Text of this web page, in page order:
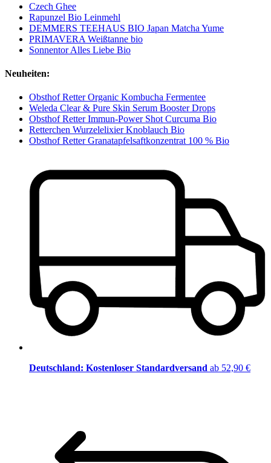
Czech Ghee
Rapunzel Bio Leinmehl
DEMMERS TEEHAUS BIO Japan Matcha Yume
PRIMAVERA Weißtanne bio
Sonnentor Alles Liebe Bio
Neuheiten:
Obsthof Retter Organic Kombucha Fermentee
Weleda Clear & Pure Skin Serum Booster Drops
Obsthof Retter Immun-Power Shot Curcuma Bio
Retterchen Wurzelelixier Knoblauch Bio
Obsthof Retter Granatapfelsaftkonzentrat 100 % Bio
Deutschland: Kostenloser Standardversand ab 52,90 €